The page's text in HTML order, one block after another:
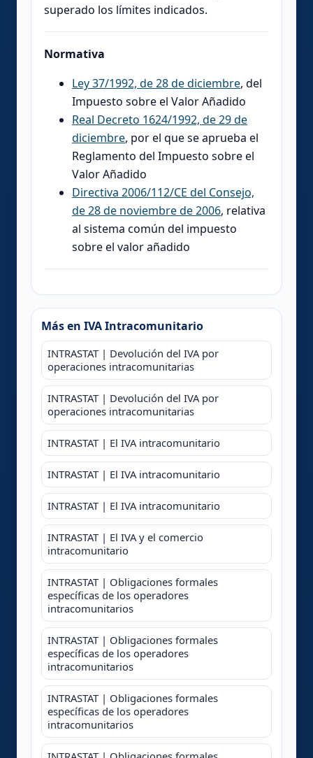
superado los límites indicados.
Normativa
Ley 37/1992, de 28 de diciembre, del
Impuesto sobre el Valor Añadido
Real Decreto 1624/1992, de 29 de
diciembre, por el que se aprueba el
Reglamento del Impuesto sobre el
Valor Añadido
Directiva 2006/112/CE del Consejo,
de 28 de noviembre de 2006, relativa
al sistema común del impuesto
sobre el valor añadido
Más en IVA Intracomunitario
INTRASTAT | Devolución del IVA por
operaciones intracomunitarias
INTRASTAT | Devolución del IVA por
operaciones intracomunitarias
INTRASTAT | El IVA intracomunitario
INTRASTAT | El IVA intracomunitario
INTRASTAT | El IVA intracomunitario
INTRASTAT | El IVA y el comercio
intracomunitario
INTRASTAT | Obligaciones formales
específicas de los operadores
intracomunitarios
INTRASTAT | Obligaciones formales
específicas de los operadores
intracomunitarios
INTRASTAT | Obligaciones formales
específicas de los operadores
intracomunitarios